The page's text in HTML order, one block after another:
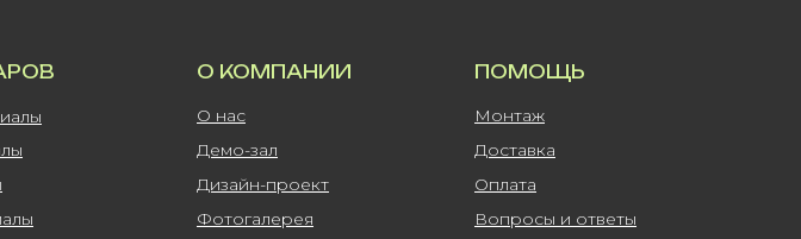
ПОМОЩЬ
О КОМПАНИИ
Вопросы и ответы
Оплата
Доставка
Монтаж
О нас
Фотогалерея
Дизайн-проект
Демо-зал